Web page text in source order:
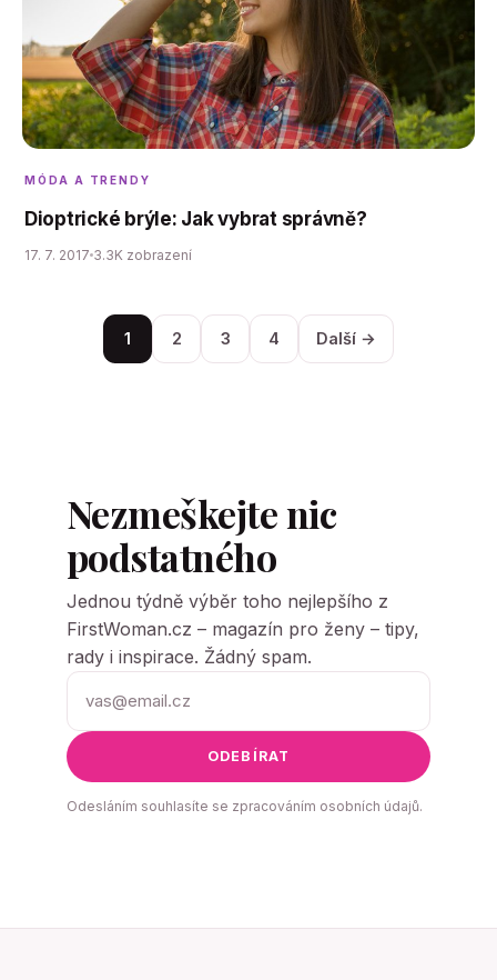
MÓDA A TRENDY
Dioptrické brýle: Jak vybrat správně?
17. 7. 2017 3.3K zobrazení
1 2 3 4 Další →
Nezmeškejte nic
podstatného
Jednou týdně výběr toho nejlepšího z
FirstWoman.cz – magazín pro ženy – tipy,
rady i inspirace. Žádný spam.
ODEBÍRAT
Odesláním souhlasíte se zpracováním osobních údajů.